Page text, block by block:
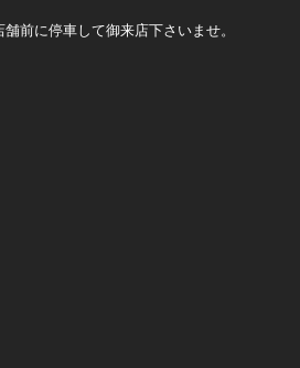
前に停車して御来店下さいませ。